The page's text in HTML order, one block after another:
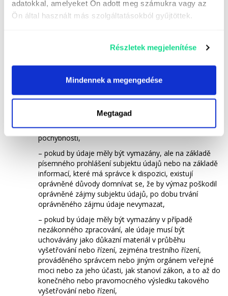
adatokkal, amelyeket Ön adott meg számukra vagy az
Ön által használt más szolgáltatásokból gyűjtöttek.
Részletek megjelenítése
Mindennek a megengedése
Megtagad
nebo na jeho pokyn a přesnost, správnost nebo úplnost
zpracovávaných osobních údajů nelze bez důvodných
omezí zpracování na určité operace zpracování,
– pokud subjekt údajů zpochybňuje přesnost,
správnost nebo úplnost osobních údajů
zpracovávaných správcem nebo zpracovatelem
jednajícím jeho jménem nebo na jeho pokyn a
osobních údajů nelze bez důvodných pochybností
určit, a to po dobu nezbytnou k odstranění
pochybností,
– pokud by údaje měly být vymazány, ale na základě
písemného prohlášení subjektu údajů nebo na základě
informací, které má správce k dispozici, existují
oprávněné důvody domnívat se, že by výmaz poškodil
oprávněné zájmy subjektu údajů, po dobu trvání
oprávněného zájmu údaje nevymazat,
– pokud by údaje měly být vymazány v případě
nezákonného zpracování, ale údaje musí být
uchovávány jako důkazní materiál v průběhu
vyšetřování nebo řízení, zejména trestního řízení,
prováděného správcem nebo jiným orgánem veřejné
moci nebo za jeho účasti, jak stanoví zákon, a to až do
konečného nebo pravomocného výsledku takového
vyšetřování nebo řízení,